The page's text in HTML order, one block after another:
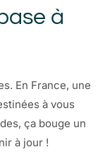
à
En France, une
à vous
ça bouge un
à jour !